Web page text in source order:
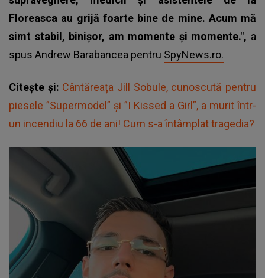
Floreasca au grijă foarte bine de mine. Acum mă
simt stabil, binișor, am momente și momente.", a
spus Andrew Barabancea pentru SpyNews.ro.
Citește și: Cântăreața Jill Sobule, cunoscută pentru
piesele ”Supermodel” și ”I Kissed a Girl”, a murit într-
un incendiu la 66 de ani! Cum s-a întâmplat tragedia?